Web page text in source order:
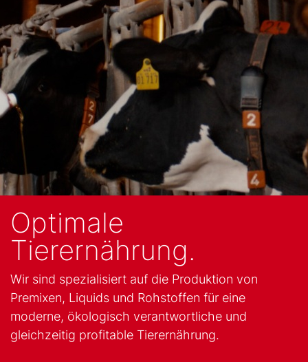
Optimale
Tierernährung.
Wir sind spezialisiert auf die Produktion von
Premixen, Liquids und Rohstoffen für eine
moderne, ökologisch verantwortliche und
gleichzeitig profitable Tierernährung.